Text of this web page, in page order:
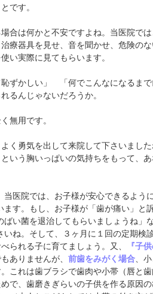
です。
合は何かと不安ですよね。当医院で
療器具を見せ、音を聞かせ、危険の
い実際に見てもらいます。
恥ずかしい」 「何でこんなになるま
るんじゃないだろうか。
無用です。
く勇気を出して来院して下さいまし
いう胸いっぱいの気持ちをもって、
当医院では、お子様が安心できるよう
ます。もし、お子様が「歯が痛い」と
ばい菌を退治してもらいましょうね」
いね。そして、３ヶ月に１回の定期検
られる子に育てましょう。又、
『子
ありませんが、 前歯をみがく場合、
これは歯ブラシで歯肉や小帯（唇と
で、歯磨きぎらいの子供を作る原因